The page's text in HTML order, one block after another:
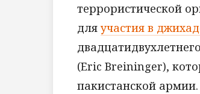
террористической
дляучастия в
(Eric Breininger),
пакистанской армии.